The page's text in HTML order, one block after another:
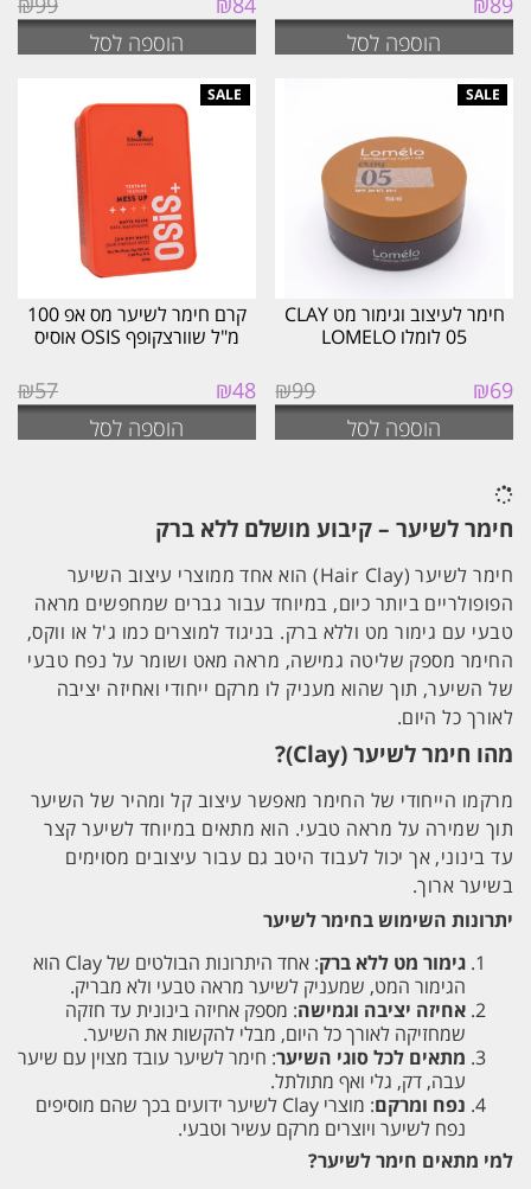
הוספה לסל
המקוריהנוכחי
הוספה לסל
חימר לעיצוב וגימור מט CLAY
05 לומלו LOMELO
₪99
המחיר
המקורי
₪69
הנוכחי
הוספה לסל
קרם חימר לשיער מס אפ 100
מ"ל שוורצקופף OSIS אוסיס
₪57
המחיר
המקורי
₪48
הנוכחי
הוספה לסל
חימר לשיער – קיבוע מושלם ללא ברק
חימר לשיער (Hair Clay) הוא אחד ממוצרי עיצוב השיער
הפופולריים ביותר כיום, במיוחד עבור גברים שמחפשים מראה
טבעי עם גימור מט וללא ברק. בניגוד למוצרים כמו ג'ל או ווקס,
החימר מספק שליטה גמישה, מראה מאט ושומר על נפח טבעי
של השיער, תוך שהוא מעניק לו מרקם ייחודי ואחיזה יציבה
לאורך כל היום.
מהו חימר לשיער (Clay)?
מרקמו הייחודי של החימר מאפשר עיצוב קל ומהיר של השיער
תוך שמירה על מראה טבעי. הוא מתאים במיוחד לשיער קצר
עד בינוני, אך יכול לעבוד היטב גם עבור עיצובים מסוימים
בשיער ארוך.
יתרונות השימוש בחימר לשיער
גימור מט ללא ברק
: אחד היתרונות הבולטים של Clay הוא
הגימור המט, שמעניק לשיער מראה טבעי ולא מבריק.
אחיזה יציבה וגמישה: מספק אחיזה בינונית עד חזקה
שמחזיקה לאורך כל היום, מבלי להקשות את השיער.
מתאים לכל סוגי השיער: חימר לשיער עובד מצוין עם שיער
עבה, דק, גלי ואף מתולתל.
נפח ומרקם
: מוצרי Clay לשיער ידועים בכך שהם מוסיפים
נפח לשיער ויוצרים מרקם עשיר וטבעי.
למי מתאים חימר לשיער?